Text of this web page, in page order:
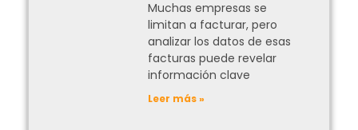
Muchas empresas se
limitan a facturar, pero
analizar los datos de esas
facturas puede revelar
información clave
Leer más »